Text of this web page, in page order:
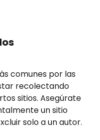
comunes por las
recolectando
sitios. Asegúrate
un sitio
solo a un autor.